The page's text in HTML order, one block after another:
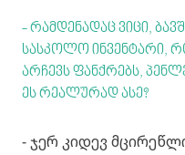
- რამდენადაც ვიცი,
სასკოლო ინვენტარი,
არჩევს ფანქრებს,
ეს რეალურად ასე?
- ჯერ კიდევ